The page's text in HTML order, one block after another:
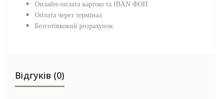
Онлайн-оплата картою та IBAN ФОП
Оплата через термінал
Безготівковий розрахунок
Відгуків (0)